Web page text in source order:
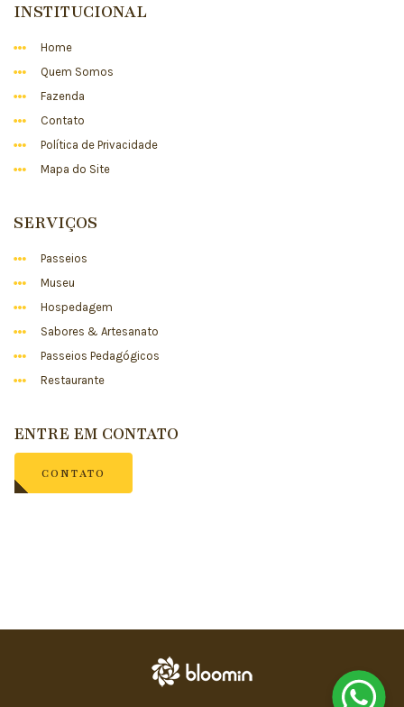
INSTITUCIONAL
Home
Quem Somos
Fazenda
Contato
Política de Privacidade
Mapa do Site
SERVIÇOS
Passeios
Museu
Hospedagem
Sabores & Artesanato
Passeios Pedagógicos
Restaurante
ENTRE EM CONTATO
CONTATO